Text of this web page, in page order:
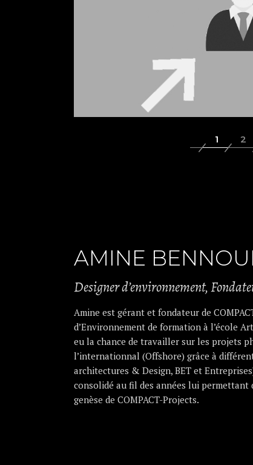
AMINE
Designer d’environnement,
Amine est gérant et fondateur de
d’Environnement de formation à l’école
eu la chance de travailler sur les projets
l’internationnal (Offshore) grâce à
architectures & Design, BET et
consolidé au fil des années lui
genèse de COMPACT-Projects.